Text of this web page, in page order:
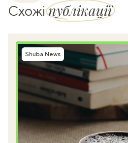
Схожіпублікації
Shuba News